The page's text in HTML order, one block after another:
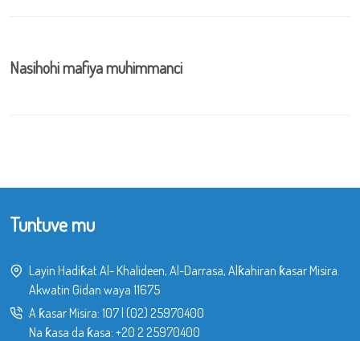
Nasihohi mafiya muhimmanci
Tuntuve mu
Layin Hadiƙat Al- Khalideen, Al-Darrasa, Alƙahiran ƙasar Misira.
Akwatin Gidan waya 11675
A ƙasar Misira: 107| (02) 25970400
Na ƙasa da ƙasa: +20 2 25970400